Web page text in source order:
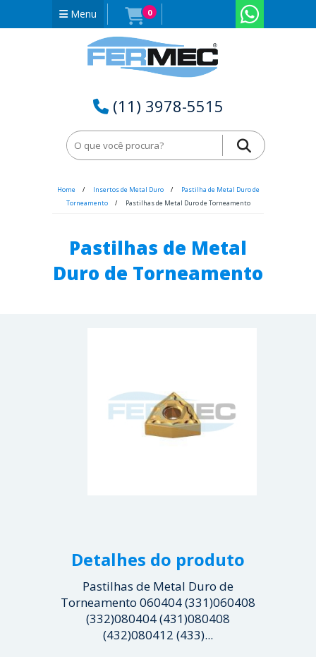
Menu 0
(11) 3978-5515
Home Insertos de Metal Duro
Pastilha de Metal Duro de
Torneamento
Pastilhas de Metal Duro de Torneamento
Pastilhas de Metal
Duro de Torneamento
Detalhes do produto
Pastilhas de Metal Duro de
Torneamento 060404 (331)060408
(332)080404 (431)080408
(432)080412 (433)...